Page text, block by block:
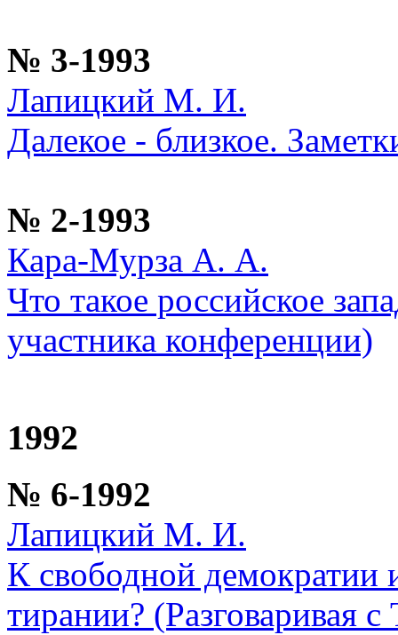
№ 3-1993
Лапицкий М. И.
Далекое - близкое.
№ 2-1993
Кара-Мурза А. А.
Что такое российское
участника конференции)
1992
№ 6-1992
Лапицкий М. И.
К свободной демократии
тирании? (Разговаривая